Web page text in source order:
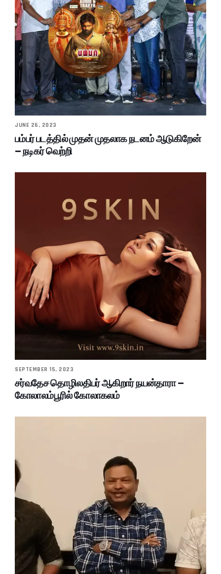
JUNE 26, 2023
பம்பர் படத்தில் முதன் முதலாக நடனம் ஆடுகிறேன்
– நடிகர் வெற்றி
SEPTEMBER 15, 2023
சர்வதேச தொழிலதிபர் ஆகிறார் நயன்தாரா –
கோலாலம்பூரில் கோலாகலம்